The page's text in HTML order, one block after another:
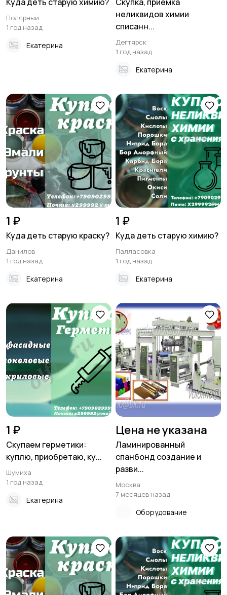
Полярный
1 год назад
Екатерина
неликвидов химии
списанн...
Дегтярск
1 год назад
Екатерина
1 ₽
Куда деть старую краску?
Данилов
1 год назад
Екатерина
1 ₽
Куда деть старую химию?
Палласовка
1 год назад
Екатерина
1 ₽
Скупаем герметики:
куплю, приобретаю, ку...
Шумиха
1 год назад
Екатерина
Цена не указана
Ламинированный
спанбонд создание и
разви...
Москва
7 месяцев назад
Оборудование